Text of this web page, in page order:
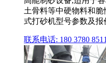
土骨料等中硬物料和
式打砂机型号参数及
联系电话: 180 3780 8511